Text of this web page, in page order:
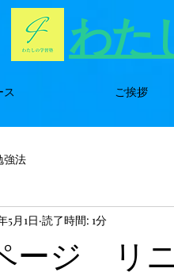
わた
ス ご挨拶
強法
ージ リ
5月1日 読了時間: 1分